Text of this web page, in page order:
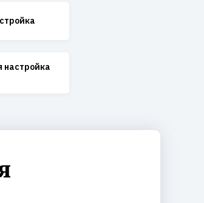
настройка